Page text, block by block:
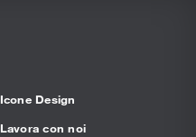
Icone Design
Lavora con noi